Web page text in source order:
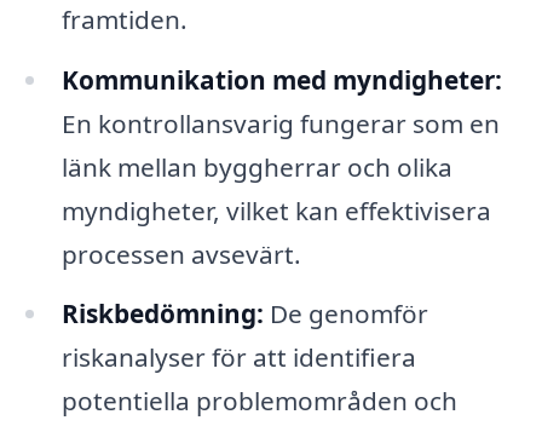
framtiden.
Kommunikation med myndigheter:
En kontrollansvarig fungerar som en
länk mellan byggherrar och olika
myndigheter, vilket kan effektivisera
processen avsevärt.
Riskbedömning: De genomför
riskanalyser för att identifiera
potentiella problemområden och